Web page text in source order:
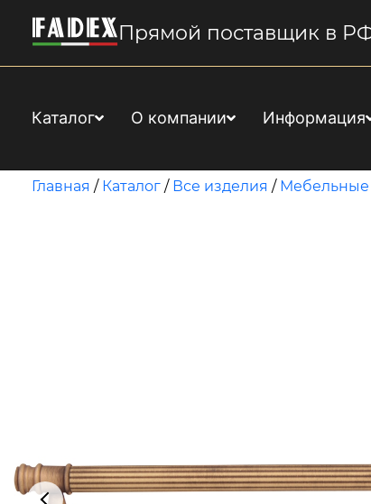
Прямой поставщик в
Каталог О компании Информация
Главная / Каталог / Все изделия / Мебельные